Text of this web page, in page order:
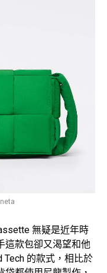
無疑是近年時
這款包卻又渴望和他
Tech 的款式，相比於